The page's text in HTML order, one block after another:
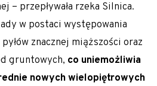
– przepływała rzeka Silnica.
w postaci występowania
znacznej miąższości oraz
gruntowych, co uniemożliwia
nowych wielopiętrowych